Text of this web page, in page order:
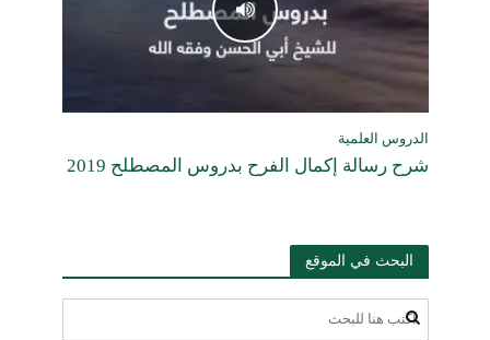
الدروس العلمية
شرح رسالة إكمال الفرح بدروس المصطلح 2019
البحث في الموقع